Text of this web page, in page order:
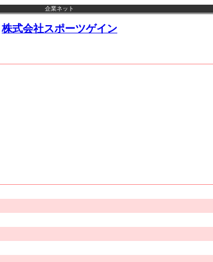
企業ネット
株式会社スポーツゲイン